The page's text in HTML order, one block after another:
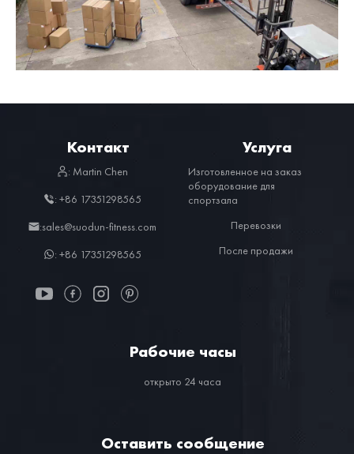
Контакт
: Martin Chen
: +86 17351298565
:sales@suodun-fitness.com
: +86 17351298565
Услуга
Изготовленное на заказ
оборудование для
спортзала
Перевозки
После продажи
Рабочие часы
открыто 24 часа
Оставить сообщение